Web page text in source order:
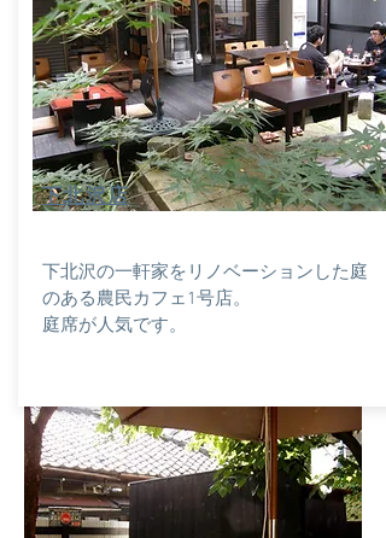
​下北沢店
下北沢の一軒家をリノベーションした庭
のある農民カフェ1号店。
​庭席が人気です。